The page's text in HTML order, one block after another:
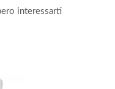
interessarti